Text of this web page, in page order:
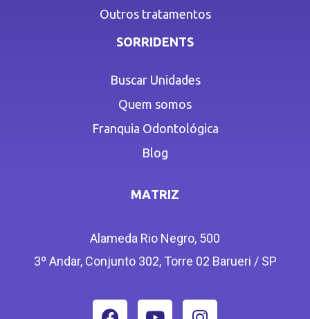
Outros tratamentos
SORRIDENTS
Buscar Unidades
Quem somos
Franquia Odontológica
Blog
MATRIZ
Alameda Rio Negro, 500
3º Andar, Conjunto 302, Torre 02 Barueri / SP